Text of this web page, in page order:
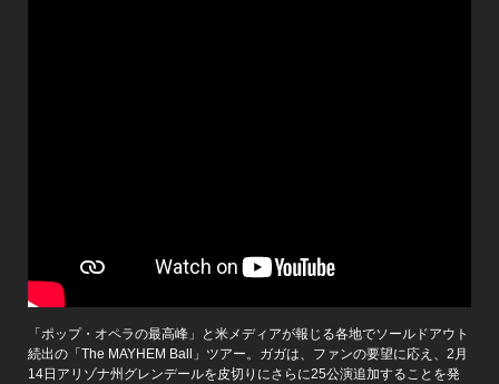
「ポップ・オペラの最高峰」と米メディアが報じる各地でソールドアウト
続出の「The MAYHEM Ball」ツアー。ガガは、ファンの要望に応え、2月
14日アリゾナ州グレンデールを皮切りにさらに25公演追加することを発